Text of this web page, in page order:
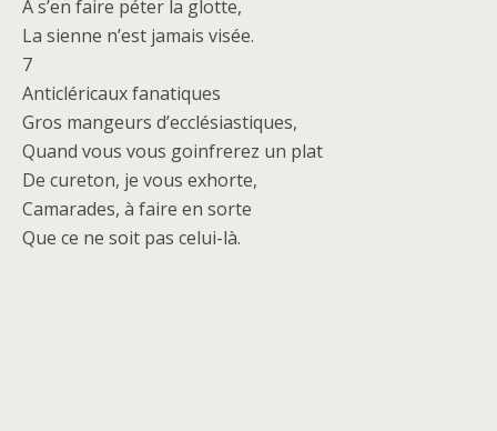
A s’en faire péter la glotte,
La sienne n’est jamais visée.
7
Anticléricaux fanatiques
Gros mangeurs d’ecclésiastiques,
Quand vous vous goinfrerez un plat
De cureton, je vous exhorte,
Camarades, à faire en sorte
Que ce ne soit pas celui-là.